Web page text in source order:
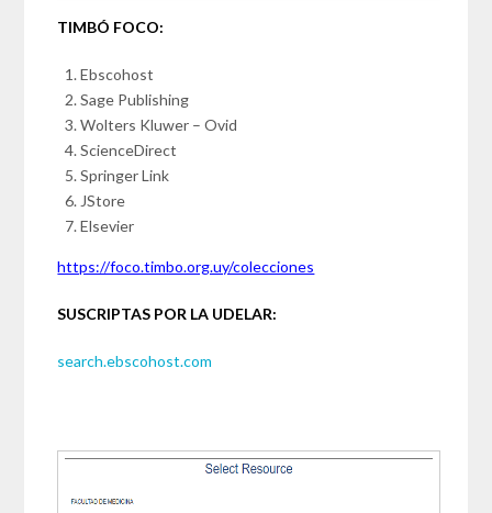
TIMBÓ FOCO:
Ebscohost
Sage Publishing
Wolters Kluwer – Ovid
ScienceDirect
Springer Link
JStore
Elsevier
https://foco.timbo.org.uy/colecciones
SUSCRIPTAS POR LA UDELAR:
search.ebscohost.com